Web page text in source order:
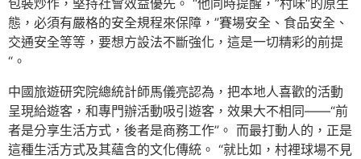
態，必須有嚴格的安全規程來保障，”賽場安全、食品安全、
交通安全等等，要想方設法不斷強化，這是一切精彩的前提
“。
中國旅遊研究院總統計師馬儀亮認為，把本地人喜歡的活動
呈現給遊客，和專門辦活動吸引遊客，效果大不相同——“前
者是分享生活方式，後者是商務工作”。 而最打動人的，正是
這種生活方式及其蘊含的文化傳統。 “就比如，村裡球場不見